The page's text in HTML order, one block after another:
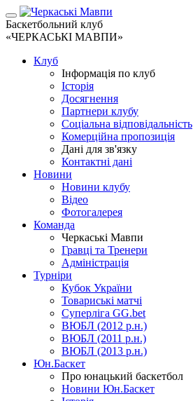
Баскетбольний клуб
«ЧЕРКАСЬКІ МАВПИ»
Клуб
Інформація по клуб
Історія
Досягнення
Партнери клубу
Соціальна відповідальність
Комерційна пропозиція
Дані для зв'язку
Контактні дані
Новини
Новини клубу
Відео
Фотогалерея
Команда
Черкаські Мавпи
Гравці та Тренери
Адміністрація
Турніри
Кубок України
Товариські матчі
Суперліга GG.bet
ВЮБЛ (2012 р.н.)
ВЮБЛ (2011 р.н.)
ВЮБЛ (2013 р.н.)
Юн.Баскет
Про юнацький баскетбол
Новини Юн.Баскет